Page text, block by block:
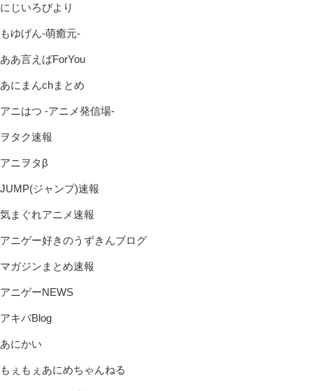
にじいろびより
もゆげん-萌癒元-
ああ言えばForYou
あにまんchまとめ
アニはつ -アニメ発信場-
ヲタク速報
アニヲタβ
JUMP(ジャンプ)速報
気まぐれアニメ速報
アニゲー好きのうずきんブログ
マガジンまとめ速報
アニゲーNEWS
アキバBlog
あにかい
もぇもぇあにめちゃんねる